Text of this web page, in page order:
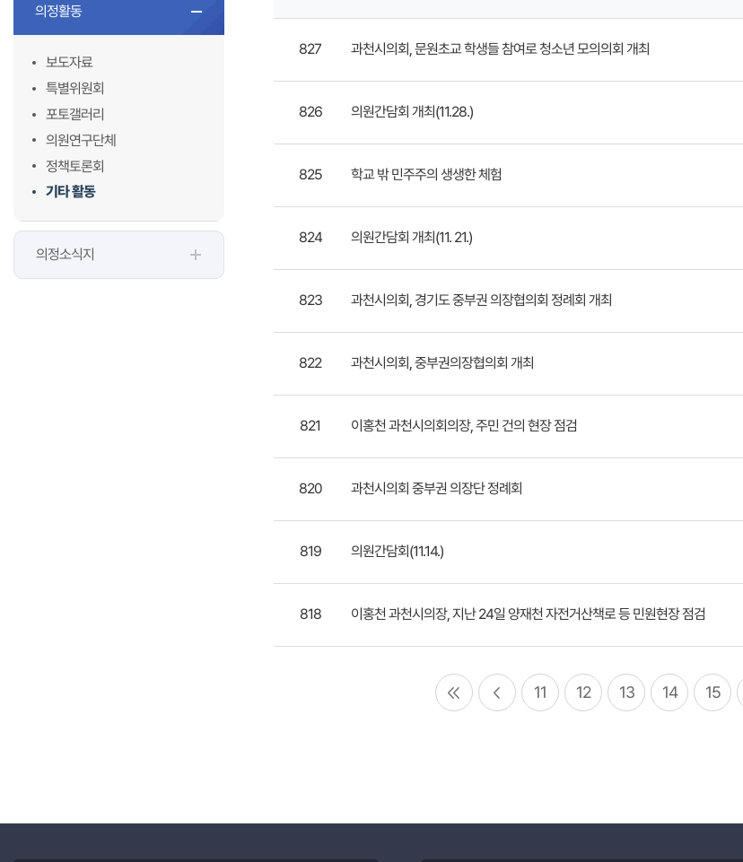
의정활동
보도자료
특별위원회
포토갤러리
의원연구단체
정책토론회
기타 활동
의정소식지
827 과천시의회, 문원초교 학생들 참여로 청소년 모의의회 개최
826 의원간담회 개최(11.28.)
825 학교 밖 민주주의 생생한 체험
824 의원간담회 개최(11. 21.)
823 과천시의회, 경기도 중부권 의장협의회 정례회 개최
822 과천시의회, 중부권의장협의회 개최
821 이홍천 과천시의회의장, 주민 건의 현장 점검
820 과천시의회 중부권 의장단 정례회
819 의원간담회(11.14.)
818 이홍천 과천시의장, 지난 24일 양재천 자전거산책로 등 민원현장 점검
11 12 13 14 15